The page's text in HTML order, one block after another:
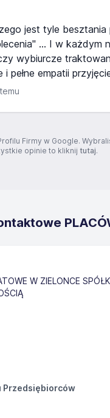
jest tyle
... I w każdym
wybiurcze
i pełne empatii
Firmy w Google.
opinie to kliknij tutaj.
W ZIELONCE
Przedsiębiorców